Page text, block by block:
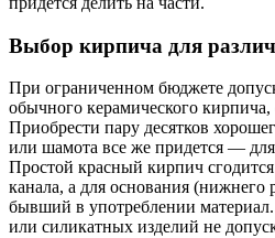
Выбор кирпича для
При ограниченном бюджете
обычного керамического кирпича,
Приобрести пару десятков
или шамота все же придется —
Простой красный кирпич
канала, а для основания (нижнего
бывший в употреблении
или силикатных изделий не